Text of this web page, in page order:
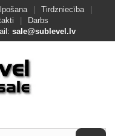
Tirdzniecība
Darbs
sale@sublevel.lv